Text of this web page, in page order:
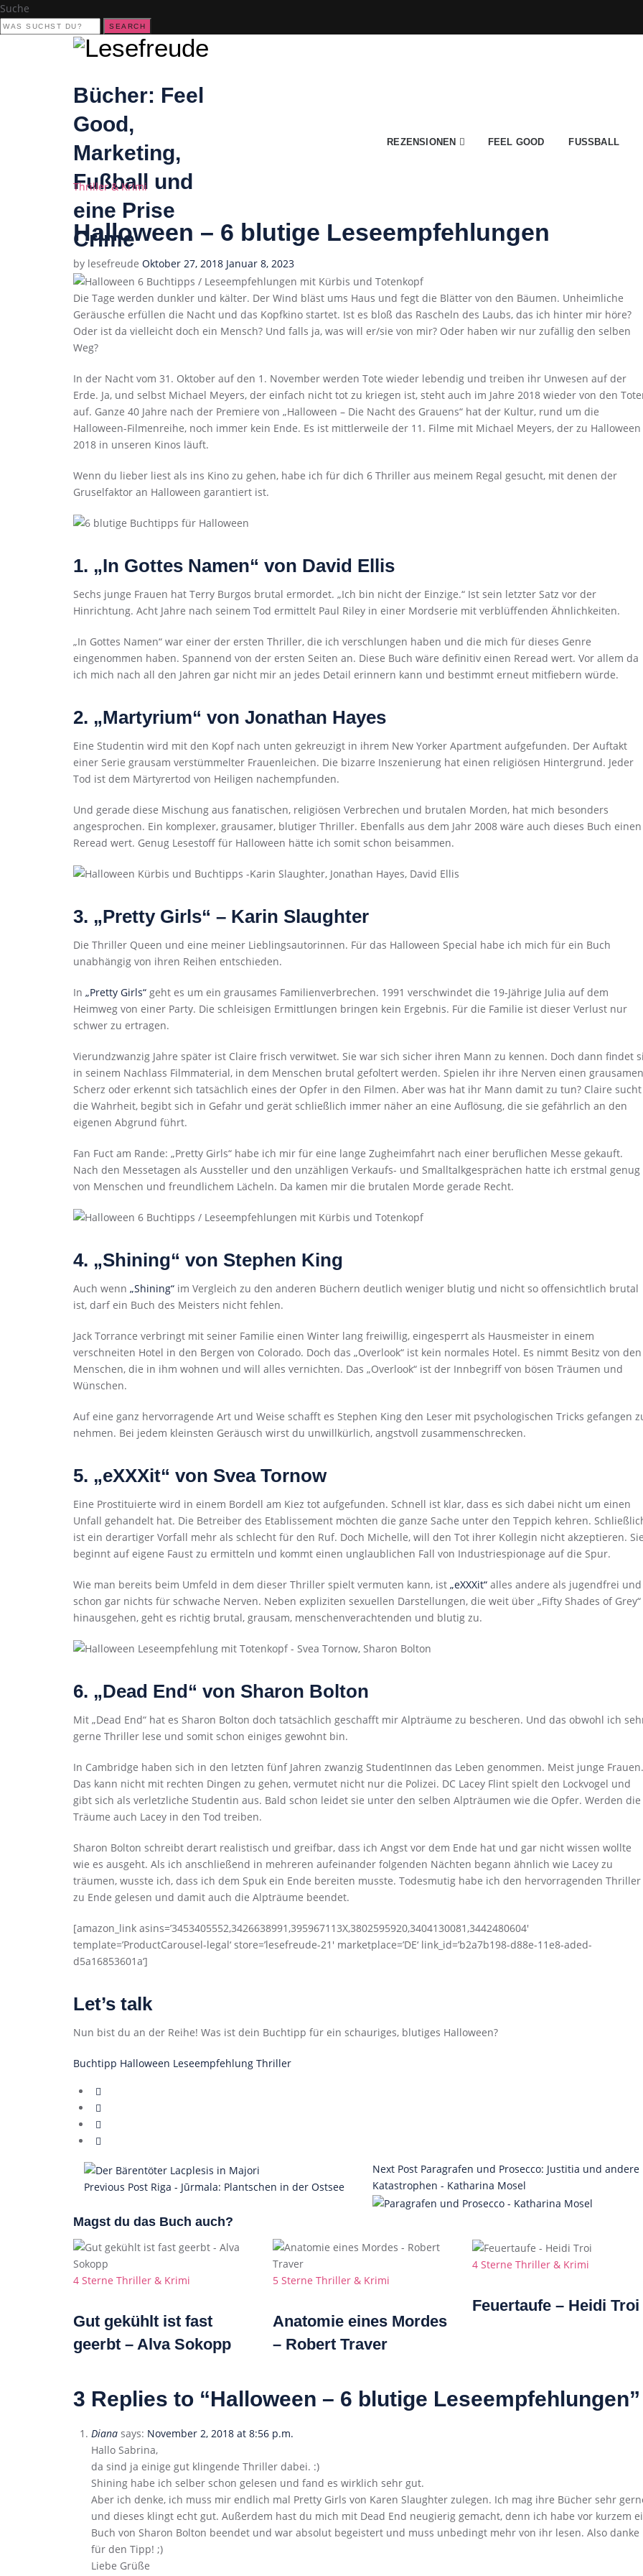
Suche
SEARCH
Bücher: Feel
Good,
Marketing,
Fußball und
eine Prise
Crime
REZENSIONEN FEEL GOOD FUSSBALL
Categories
Thriller & Krimi
Halloween – 6 blutige Leseempfehlungen
by lesefreude Posted
on
Oktober 27, 2018 Januar 8, 2023
Die Tage werden dunkler und kälter. Der Wind bläst ums Haus und fegt die Blätter von den Bäumen. Unheimliche
Geräusche erfüllen die Nacht und das Kopfkino startet. Ist es bloß das Rascheln des Laubs, das ich hinter mir höre?
Oder ist da vielleicht doch ein Mensch? Und falls ja, was will er/sie von mir? Oder haben wir nur zufällig den selben
Weg?
In der Nacht vom 31. Oktober auf den 1. November werden Tote wieder lebendig und treiben ihr Unwesen auf der
Erde. Ja, und selbst Michael Meyers, der einfach nicht tot zu kriegen ist, steht auch im Jahre 2018 wieder von den
auf. Ganze 40 Jahre nach der Premiere von „Halloween – Die Nacht des Grauens“ hat der Kultur, rund um die
Halloween-Filmenreihe, noch immer kein Ende. Es ist mittlerweile der 11. Filme mit Michael Meyers, der zu Halloween
2018 in unseren Kinos läuft.
Wenn du lieber liest als ins Kino zu gehen, habe ich für dich 6 Thriller aus meinem Regal gesucht, mit denen der
Gruselfaktor an Halloween garantiert ist.
1. „In Gottes Namen“ von David Ellis
Sechs junge Frauen hat Terry Burgos brutal ermordet. „Ich bin nicht der Einzige.“ Ist sein letzter Satz vor der
Hinrichtung. Acht Jahre nach seinem Tod ermittelt Paul Riley in einer Mordserie mit verblüffenden Ähnlichkeiten.
„In Gottes Namen“ war einer der ersten Thriller, die ich verschlungen haben und die mich für dieses Genre
eingenommen haben. Spannend von der ersten Seiten an. Diese Buch wäre definitiv einen Reread wert. Vor allem da
ich mich nach all den Jahren gar nicht mir an jedes Detail erinnern kann und bestimmt erneut mitfiebern würde.
2. „Martyrium“ von Jonathan Hayes
Eine Studentin wird mit den Kopf nach unten gekreuzigt in ihrem New Yorker Apartment aufgefunden. Der Auftakt
einer Serie grausam verstümmelter Frauenleichen. Die bizarre Inszenierung hat einen religiösen Hintergrund. Jeder
Tod ist dem Märtyrertod von Heiligen nachempfunden.
Und gerade diese Mischung aus fanatischen, religiösen Verbrechen und brutalen Morden, hat mich besonders
angesprochen. Ein komplexer, grausamer, blutiger Thriller. Ebenfalls aus dem Jahr 2008 wäre auch dieses Buch einen
Reread wert. Genug Lesestoff für Halloween hätte ich somit schon beisammen.
3. „Pretty Girls“ – Karin Slaughter
Die Thriller Queen und eine meiner Lieblingsautorinnen. Für das Halloween Special habe ich mich für ein Buch
unabhängig von ihren Reihen entschieden.
In „Pretty Girls“ geht es um ein grausames Familienverbrechen. 1991 verschwindet die 19-Jährige Julia auf dem
Heimweg von einer Party. Die schleisigen Ermittlungen bringen kein Ergebnis. Für die Familie ist dieser Verlust nur
schwer zu ertragen.
Vierundzwanzig Jahre später ist Claire frisch verwitwet. Sie war sich sicher ihren Mann zu kennen. Doch dann findet
in seinem Nachlass Filmmaterial, in dem Menschen brutal gefoltert werden. Spielen ihr ihre Nerven einen grausamen
Scherz oder erkennt sich tatsächlich eines der Opfer in den Filmen. Aber was hat ihr Mann damit zu tun? Claire sucht
die Wahrheit, begibt sich in Gefahr und gerät schließlich immer näher an eine Auflösung, die sie gefährlich an den
eigenen Abgrund führt.
Fan Fuct am Rande: „Pretty Girls“ habe ich mir für eine lange Zugheimfahrt nach einer beruflichen Messe gekauft.
Nach den Messetagen als Aussteller und den unzähligen Verkaufs- und Smalltalkgesprächen hatte ich erstmal genug
von Menschen und freundlichem Lächeln. Da kamen mir die brutalen Morde gerade Recht.
4. „Shining“ von Stephen King
Auch wenn „Shining“ im Vergleich zu den anderen Büchern deutlich weniger blutig und nicht so offensichtlich brutal
ist, darf ein Buch des Meisters nicht fehlen.
Jack Torrance verbringt mit seiner Familie einen Winter lang freiwillig, eingesperrt als Hausmeister in einem
verschneiten Hotel in den Bergen von Colorado. Doch das „Overlook“ ist kein normales Hotel. Es nimmt Besitz von den
Menschen, die in ihm wohnen und will alles vernichten. Das „Overlook“ ist der Innbegriff von bösen Träumen und
Wünschen.
Auf eine ganz hervorragende Art und Weise schafft es Stephen King den Leser mit psychologischen Tricks gefangen
nehmen. Bei jedem kleinsten Geräusch wirst du unwillkürlich, angstvoll zusammenschrecken.
5. „eXXXit“ von Svea Tornow
Eine Prostituierte wird in einem Bordell am Kiez tot aufgefunden. Schnell ist klar, dass es sich dabei nicht um einen
Unfall gehandelt hat. Die Betreiber des Etablissement möchten die ganze Sache unter den Teppich kehren.
ist ein derartiger Vorfall mehr als schlecht für den Ruf. Doch Michelle, will den Tot ihrer Kollegin nicht akzeptieren.
beginnt auf eigene Faust zu ermitteln und kommt einen unglaublichen Fall von Industriespionage auf die Spur.
Wie man bereits beim Umfeld in dem dieser Thriller spielt vermuten kann, ist „eXXXit“ alles andere als jugendfrei und
schon gar nichts für schwache Nerven. Neben expliziten sexuellen Darstellungen, die weit über „Fifty Shades of Grey“
hinausgehen, geht es richtig brutal, grausam, menschenverachtenden und blutig zu.
6. „Dead End“ von Sharon Bolton
Mit „Dead End“ hat es Sharon Bolton doch tatsächlich geschafft mir Alpträume zu bescheren. Und das obwohl ich
gerne Thriller lese und somit schon einiges gewohnt bin.
In Cambridge haben sich in den letzten fünf Jahren zwanzig StudentInnen das Leben genommen. Meist junge Frauen.
Das kann nicht mit rechten Dingen zu gehen, vermutet nicht nur die Polizei. DC Lacey Flint spielt den Lockvogel und
gibt sich als verletzliche Studentin aus. Bald schon leidet sie unter den selben Alpträumen wie die Opfer. Werden die
Träume auch Lacey in den Tod treiben.
Sharon Bolton schreibt derart realistisch und greifbar, dass ich Angst vor dem Ende hat und gar nicht wissen wollte
wie es ausgeht. Als ich anschließend in mehreren aufeinander folgenden Nächten begann ähnlich wie Lacey zu
träumen, wusste ich, dass ich dem Spuk ein Ende bereiten musste. Todesmutig habe ich den hervorragenden Thriller
zu Ende gelesen und damit auch die Alpträume beendet.
[amazon_link asins=’3453405552,3426638991,395967113X,3802595920,3404130081,3442480604′
template=’ProductCarousel-legal‘ store=’lesefreude-21′ marketplace=’DE‘ link_id=’b2a7b198-d88e-11e8-aded-
d5a16853601a‘]
Let’s talk
Nun bist du an der Reihe! Was ist dein Buchtipp für ein schauriges, blutiges Halloween?
Buchtipp Halloween Leseempfehlung Thriller
Previous Post Riga - Jūrmala: Plantschen in der Ostsee
Next Post Paragrafen und Prosecco: Justitia und andere
Katastrophen - Katharina Mosel
Magst du das Buch auch?
Categories
4 Sterne Thriller & Krimi
Gut gekühlt ist fast
geerbt – Alva Sokopp
Categories
5 Sterne Thriller & Krimi
Anatomie eines Mordes
– Robert Traver
Categories
4 Sterne Thriller & Krimi
Feuertaufe – Heidi Troi
3 Replies to “Halloween – 6 blutige Leseempfehlungen”
Diana says: November 2, 2018 at 8:56 p.m.
Hallo Sabrina,
da sind ja einige gut klingende Thriller dabei. :)
Shining habe ich selber schon gelesen und fand es wirklich sehr gut.
Aber ich denke, ich muss mir endlich mal Pretty Girls von Karen Slaughter zulegen. Ich mag ihre Bücher sehr
und dieses klingt echt gut. Außerdem hast du mich mit Dead End neugierig gemacht, denn ich habe vor kurzem
Buch von Sharon Bolton beendet und war absolut begeistert und muss unbedingt mehr von ihr lesen. Also danke
für den Tipp! ;)
Liebe Grüße